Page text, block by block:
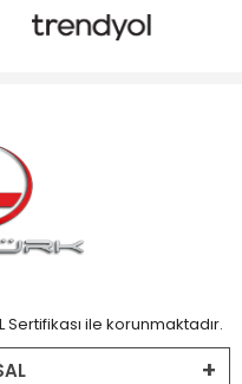
Sertifikası ile korunmaktadır.